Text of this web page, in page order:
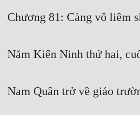
Truyện Dịch
Chương 81: Càng vô liêm
Năm Kiến Ninh thứ hai,
Nam Quân trở về giáo